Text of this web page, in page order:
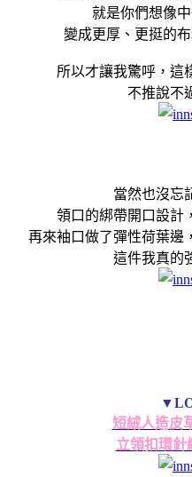
就是你們想像
變成更厚、更挺的
所以才讓我驚呼，這
不推說不
當然也沒忘
領口的綁帶開口設計
再來袖口做了彈性荷葉邊
這件我真的
短絨人造皮
立領扣環針